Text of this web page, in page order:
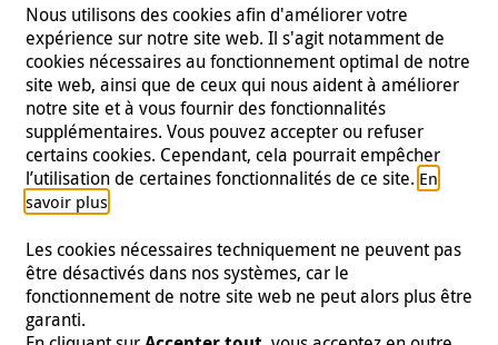
Suivez-nous
Mentions légales | Protection des données | Presse |
Contact | Emploi
Nous utilisons des cookies afin d'améliorer votre
expérience sur notre site web. Il s'agit notamment de
cookies nécessaires au fonctionnement optimal de notre
site web, ainsi que de ceux qui nous aident à améliorer
notre site et à vous fournir des fonctionnalités
supplémentaires. Vous pouvez accepter ou refuser
certains cookies. Cependant, cela pourrait empêcher
l’utilisation de certaines fonctionnalités de ce site. En
savoir plus.
Les cookies nécessaires techniquement ne peuvent pas
être désactivés dans nos systèmes, car le
fonctionnement de notre site web ne peut alors plus être
garanti.